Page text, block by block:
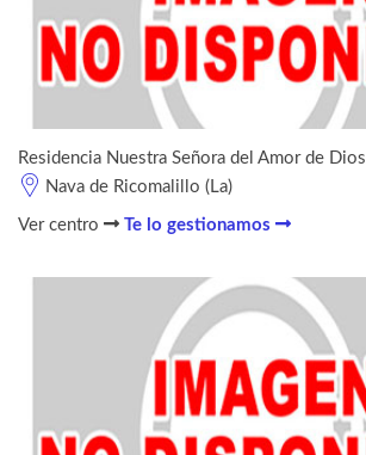
Residencia Nuestra Señora del Amor de Dios
Nava de Ricomalillo (La)
Ver centro Te lo gestionamos